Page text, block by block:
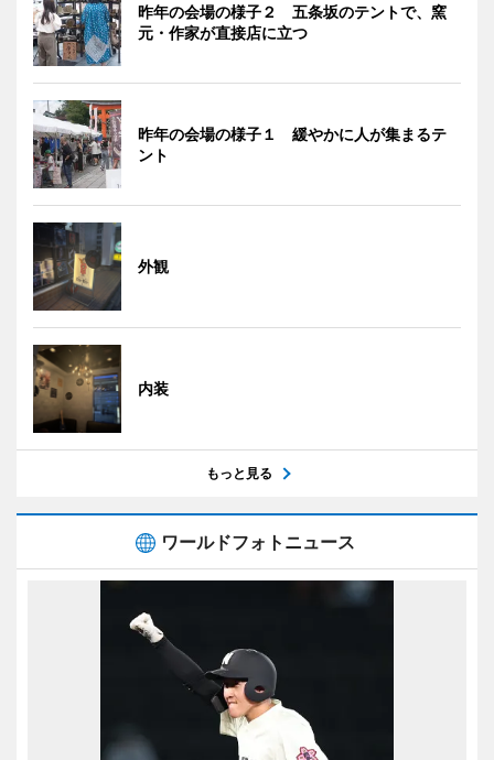
昨年の会場の様子２ 五条坂のテントで、窯
元・作家が直接店に立つ
昨年の会場の様子１ 緩やかに人が集まるテ
ント
外観
内装
もっと見る
ワールドフォトニュース